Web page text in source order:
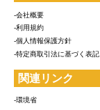
-会社概要
-利用規約
-個人情報保護方針
-特定商取引法に基づく表記
関連リンク
-環境省